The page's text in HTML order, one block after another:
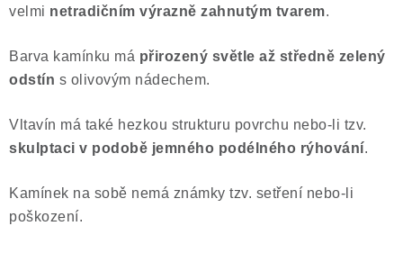
Formulář pro odstoupení od smlouvy
Poučení o právu na odstoupení od smlouvy
velmi netradičním výrazně zahnutým tvarem.
Barva kamínku má přirozený světle až středně zelený
odstín s olivovým nádechem.
Vltavín má také hezkou strukturu povrchu nebo-li tzv.
skulptaci v podobě jemného podélného rýhování.
Kamínek na sobě nemá známky tzv. setření nebo-li
poškození.